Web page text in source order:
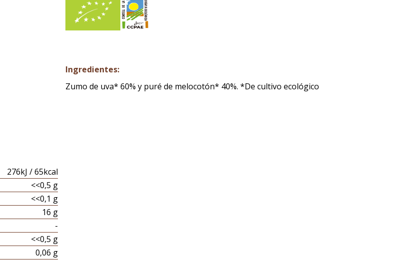
Ingredientes:
Zumo de uva* 60% y puré de melocotón* 40%. *De cultivo ecológico
276kJ / 65kcal
<<0,5 g
<<0,1 g
16 g
-
<<0,5 g
0,06 g